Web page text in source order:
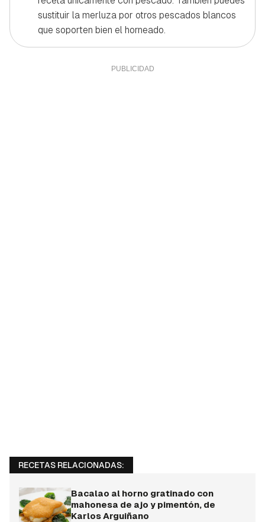
sustituir la merluza por otros pescados blancos
que soporten bien el horneado.
RECETAS RELACIONADAS:
Bacalao al horno gratinado con
mahonesa de ajo y pimentón, de
Karlos Arguiñano